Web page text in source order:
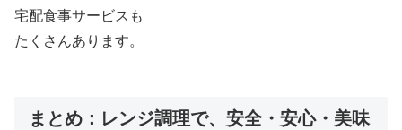
宅配食事サービスも
たくさんあります。
まとめ：レンジ調理で、安全・安心・美味